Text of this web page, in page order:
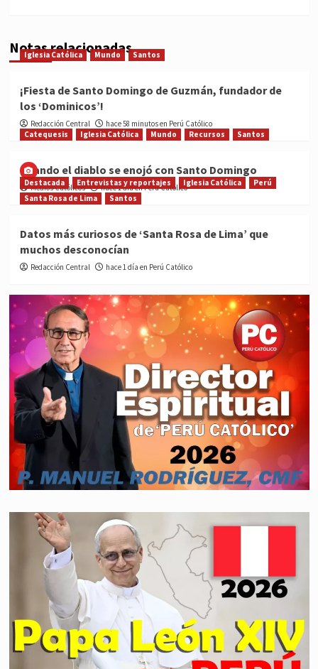
Notas relacionadas
Iglesia Católica Mundo Santos
¡Fiesta de Santo Domingo de Guzmán, fundador de
los ‘Dominicos’!
Redacción Central
hace 58 minutos en Perú Católico
Catequesis
Iglesia Católica Mundo Recursos Santos
Cuando el diablo se enojó con Santo Domingo
Medios Católicos hace 1 día en Perú Católico
Destacada Entrevistas y reportajes Iglesia Católica
Perú
Santa Rosa de Lima
Santos
Datos más curiosos de ‘Santa Rosa de Lima’ que
muchos desconocían
Redacción Central hace 1 día en Perú Católico